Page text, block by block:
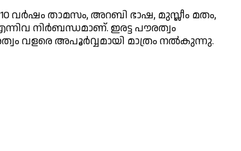
വർഷം താമസം, അറബി ഭാഷ, മുസ്ലീം മതം,
നിർബന്ധമാണ്. ഇരട്ട പൗരത്വം
വളരെ അപൂർവ്വമായി മാത്രം നൽകുന്നു.